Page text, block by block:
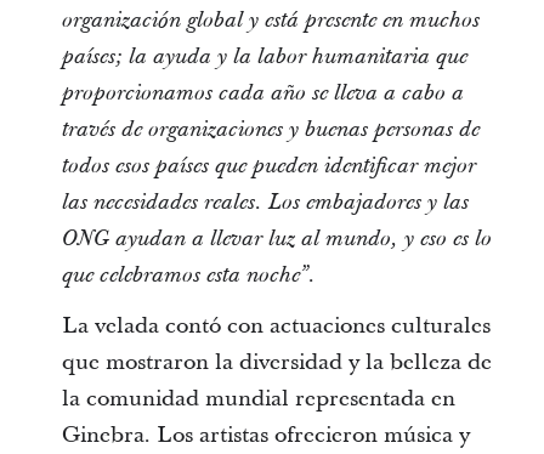
organización global y está presente en muchos
países; la ayuda y la labor humanitaria que
proporcionamos cada año se lleva a cabo a
través de organizaciones y buenas personas de
todos esos países que pueden identificar mejor
las necesidades reales. Los embajadores y las
ONG ayudan a llevar luz al mundo, y eso es lo
que celebramos esta noche”.
La velada contó con actuaciones culturales
que mostraron la diversidad y la belleza de
la comunidad mundial representada en
Ginebra. Los artistas ofrecieron música y